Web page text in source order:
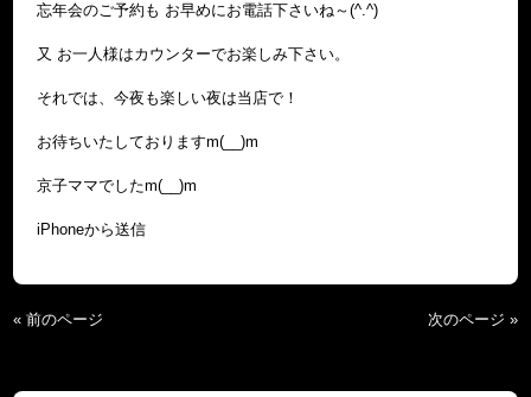
忘年会のご予約も お早めにお電話下さいね～(^.^)
又 お一人様はカウンターでお楽しみ下さい。
それでは、今夜も楽しい夜は当店で！
お待ちいたしておりますm(__)m
京子ママでしたm(__)m
iPhoneから送信
« 前のページ 次のページ »